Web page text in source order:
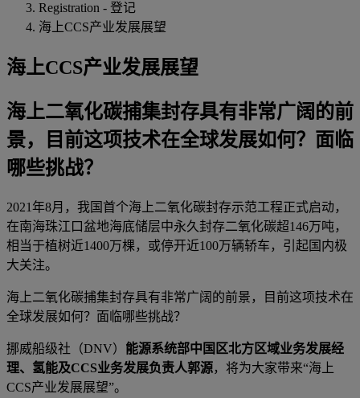
Registration - 登记
海上CCS产业发展展望
海上CCS产业发展展望
海上二氧化碳捕集封存具有非常广阔的前
景，目前这项技术在全球发展如何？面临
哪些挑战？
2021年8月，我国首个海上二氧化碳封存示范工程正式启动，
在南海珠江口盆地海底储层中永久封存二氧化碳超146万吨，
相当于植树近1400万棵，或停开近100万辆轿车，引起国内极
大关注。
海上二氧化碳捕集封存具有非常广阔的前景，目前这项技术在
全球发展如何？面临哪些挑战？
挪威船级社（DNV） 能源系统部中国区北方区域业务发展经
理、氢能及CCS业务发展负责人郭源，将为大家带来“海上
CCS产业发展展望”。